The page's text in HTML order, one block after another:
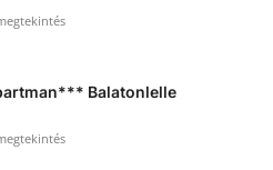
Balatonlelle